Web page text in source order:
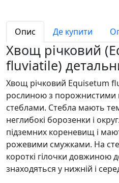
Опис Де купити
Хвощ річковий
fluviatile)
Хвощ річковий Equisetum
рослиною з порожнистими
стеблами. Стебла мають
неглибокі борозенки і
підземних кореневищ і
рожевими смужками. На
короткі гілочки довжиною
знаходяться у нижній і